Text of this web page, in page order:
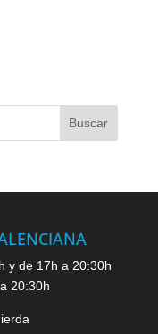
y de 17h a 20:30h
20:30h